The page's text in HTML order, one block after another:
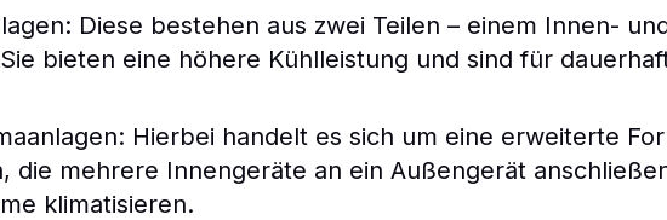
Diese bestehen aus zwei Teilen – einem Innen-
bieten eine höhere Kühlleistung und sind für
Hierbei handelt es sich um eine erweiterte
die mehrere Innengeräte an ein Außengerät
klimatisieren.